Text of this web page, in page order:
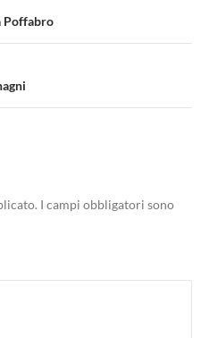
Poffabro
I campi obbligatori sono